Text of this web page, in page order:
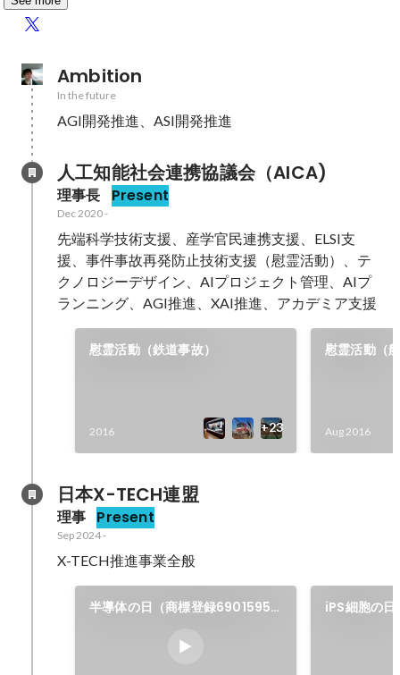
Ambition
In the future
AGI開発推進、ASI開発推進
人工知能社会連携協議会（AICA)
理事長 Present
Dec 2020-
先端科学技術支援、産学官民連携支援、ELSI支
援、事件事故再発防止技術支援（慰霊活動）、テ
クノロジーデザイン、AIプロジェクト管理、AIプ
ランニング、AGI推進、XAI推進、アカデミア支援
慰霊活動（鉄道事故）
2016
慰霊活動（
Aug 2016
日本X-TECH連盟
理事 Present
Sep 2024-
X-TECH推進事業全般
半導体の日（商標登録6901595
iPS細胞の